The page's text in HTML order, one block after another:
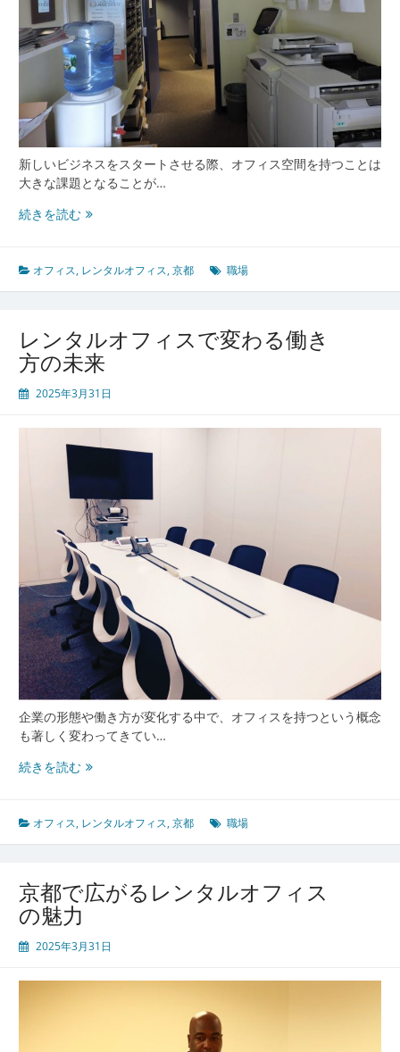
新しいビジネスをスタートさせる際、オフィス空間を持つことは
大きな課題となることが…
続きを読むレ
ル
オ
ス
で
来
む
方
法
オフィス, レンタルオフィス,京都 職場
レンタルオフィスで変わる働き
方の未来
2025年3月31日
企業の形態や働き方が変化する中で、オフィスを持つという概念
も著しく変わってきてい…
続きを読むレ
ル
オ
ス
で
わ
オフィス, レンタルオフィス,京都 職場
京都で広がるレンタルオフィス
の魅力
2025年3月31日